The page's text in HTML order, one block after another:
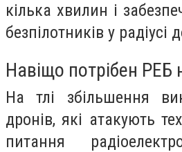
кілька хвилин і
безпілотників у радіусі
Навіщо потрібен РЕБ
На тлі збільшення
дронів, які атакують
питання